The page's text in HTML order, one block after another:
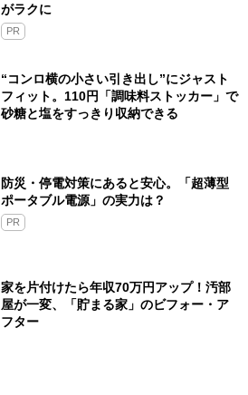
がラクに
PR
“コンロ横の小さい引き出し”にジャスト
フィット。110円「調味料ストッカー」で
砂糖と塩をすっきり収納できる
防災・停電対策にあると安心。「超薄型
ポータブル電源」の実力は？​
PR
家を片付けたら年収70万円アップ！汚部
屋が一変、「貯まる家」のビフォー・ア
フター